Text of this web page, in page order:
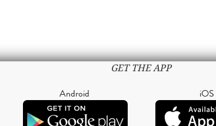
GET THE APP
Android iOS